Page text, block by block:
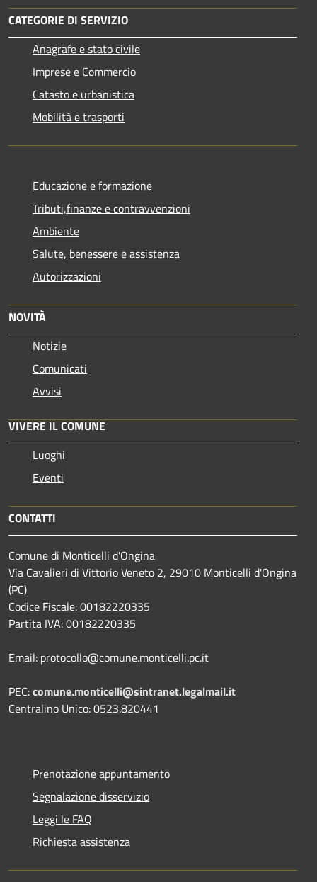
CATEGORIE DI SERVIZIO
Anagrafe e stato civile
Imprese e Commercio
Catasto e urbanistica
Mobilità e trasporti
Educazione e formazione
Tributi,finanze e contravvenzioni
Ambiente
Salute, benessere e assistenza
Autorizzazioni
NOVITÀ
Notizie
Comunicati
Avvisi
VIVERE IL COMUNE
Luoghi
Eventi
CONTATTI
Comune di Monticelli d'Ongina
Via Cavalieri di Vittorio Veneto 2, 29010 Monticelli d'Ongina
(PC)
Codice Fiscale: 00182220335
Partita IVA: 00182220335
Email: protocollo@comune.monticelli.pc.it
PEC:comune.monticelli@sintranet.legalmail.it
Centralino Unico: 0523.820441
Prenotazione appuntamento
Segnalazione disservizio
Leggi le FAQ
Richiesta assistenza